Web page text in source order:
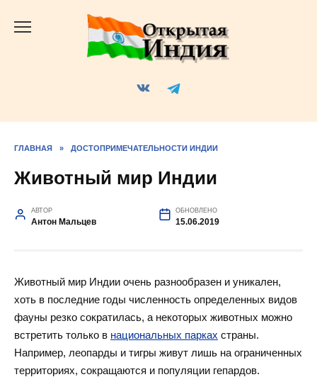
ГЛАВНАЯ » ДОСТОПРИМЕЧАТЕЛЬНОСТИ ИНДИИ
Животный мир Индии
АВТОР
Антон Мальцев
ОБНОВЛЕНО
15.06.2019
Животный мир Индии очень разнообразен и уникален,
хоть в последние годы численность определенных видов
фауны резко сократилась, а некоторых животных можно
встретить только в национальных парках страны.
Например, леопарды и тигры живут лишь на ограниченных
территориях, сокращаются и популяции гепардов.